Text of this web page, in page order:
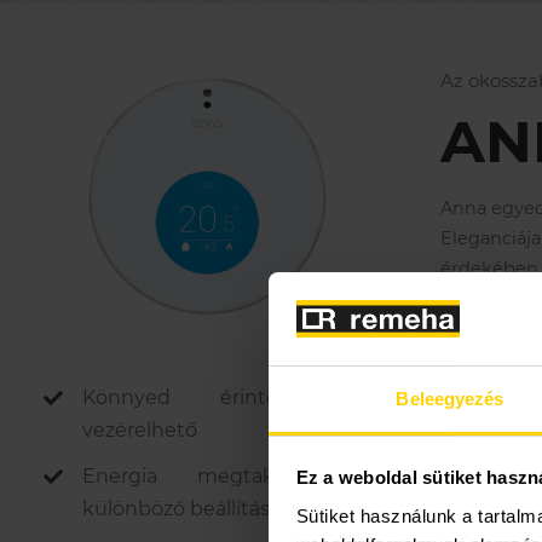
Beleegyezés
Ez a weboldal sütiket
Sütiket használunk a
Könnyed érintéssel is
vezérelhető
Energia megtakarítás a
különböző beállításokkal
Az
Anna
érdekében
Anna 24V/
vagy max.